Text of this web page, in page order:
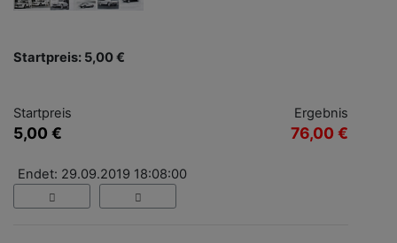
Startpreis: 5,00 €
Startpreis
5,00 €
Ergebnis
76,00 €
Endet: 29.09.2019 18:08:00